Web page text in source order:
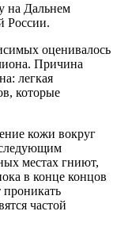
на Дальнем
России.
оценивалось
Причина
легкая
которые
кожи вокруг
местах гниют,
в конце концов
частой